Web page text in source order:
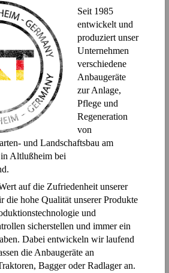
Seit 1985
entwickelt und
produziert unser
Unternehmen
verschiedene
Anbaugeräte
zur Anlage,
Pflege und
Regeneration
von
und Landschaftsbau am
Altlußheim bei
auf die Zufriedenheit unserer
die hohe Qualität unserer Produkte
und
sicherstellen und immer ein
Dabei entwickeln wir laufend
die Anbaugeräte an
Bagger oder Radlager an.